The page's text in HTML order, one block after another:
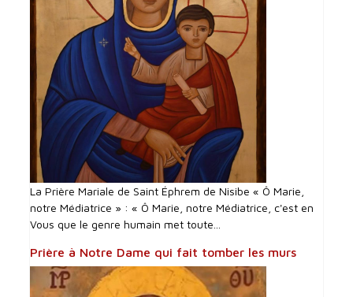
La Prière Mariale de Saint Éphrem de Nisibe « Ô Marie,
notre Médiatrice » : « Ô Marie, notre Médiatrice, c'est en
Vous que le genre humain met toute...
Prière à Notre Dame qui fait tomber les murs